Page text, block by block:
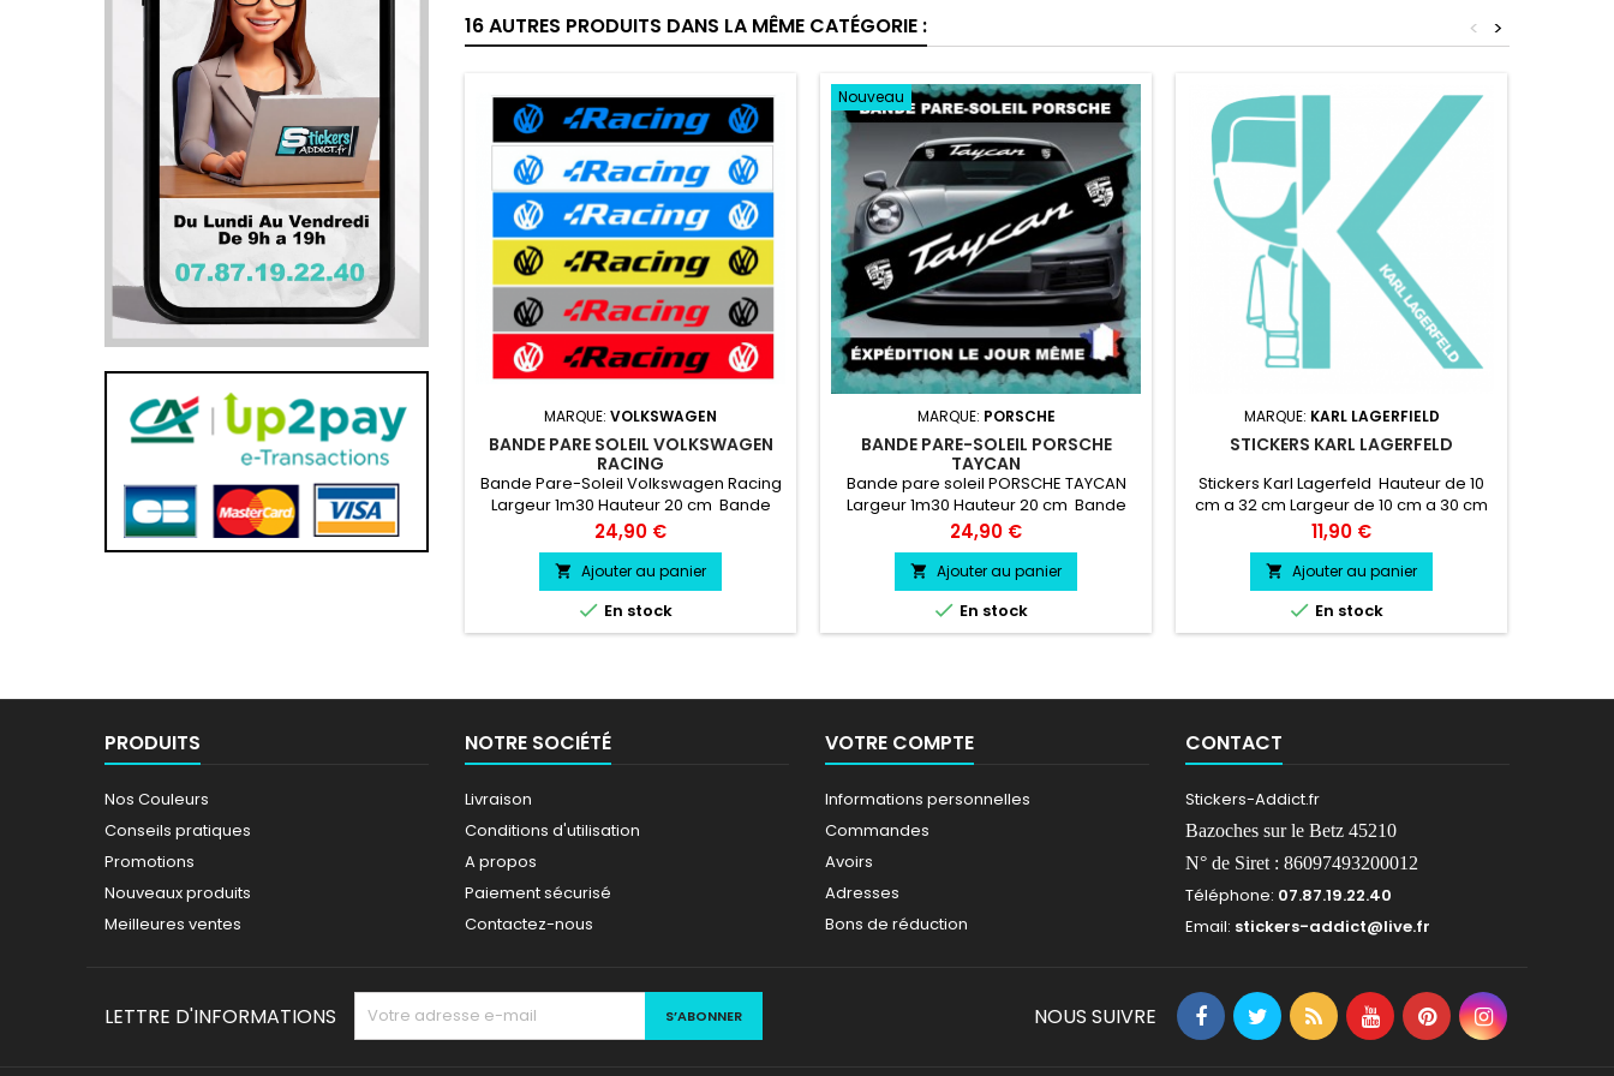
16 AUTRES PRODUITS DANS LA MÊME CATÉGORIE : >
<
MARQUE: VOLKSWAGEN
BANDE PARE SOLEIL VOLKSWAGEN
RACING
Bande Pare-Soleil Volkswagen Racing
Largeur 1m30 Hauteur 20 cm Bande
Pare soleil couleur au choix
Logo Volkswagen Racing couleur au
choix
Prix
24,90 €
 Ajouter au panier
 En stock
Nouveau
MARQUE: PORSCHE
BANDE PARE-SOLEIL PORSCHE
TAYCAN
Bande pare soleil PORSCHE TAYCAN
Largeur 1m30 Hauteur 20 cm Bande
Pare soleil couleur au choix Logo
PORSCHE TAYCAN couleur au choix
Prix
24,90 €
 Ajouter au panier
 En stock
MARQUE: KARL LAGERFIELD
STICKERS KARL LAGERFELD
Stickers Karl Lagerfeld Hauteur de 10
cm a 32 cm Largeur de 10 cm a 30 cm
vinyle professionnel très résistant
résiste a l'eau, essence, chaleur, froid.
Prix
11,90 €
 Ajouter au panier
 En stock
PRODUITS
Nos Couleurs
Conseils pratiques
Promotions
Nouveaux produits
Meilleures ventes
NOTRE SOCIÉTÉ
Livraison
Conditions d'utilisation
A propos
Paiement sécurisé
Contactez-nous
VOTRE COMPTE
Informations personnelles
Commandes
Avoirs
Adresses
Bons de réduction
CONTACT
Stickers-Addict.fr
Bazoches sur le Betz 45210
N° de Siret : 86097493200012
Téléphone: 07.87.19.22.40
Email: stickers-addict@live.fr
LETTRE D'INFORMATIONS NOUS SUIVRE